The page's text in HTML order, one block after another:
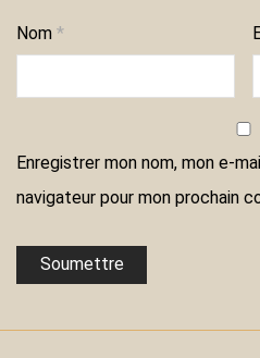
Nom *
Enregistrer mon nom, mon e-
navigateur pour mon prochain